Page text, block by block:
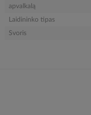
apvalkalą
Laidininko tipas
Svoris